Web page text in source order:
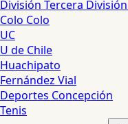
División Tercera División
Colo Colo
UC
U de Chile
Huachipato
Fernández Vial
Deportes Concepción
Tenis